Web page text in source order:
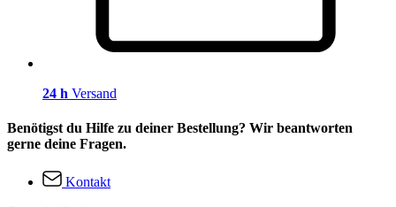
24 h Versand
Benötigst du Hilfe zu deiner Bestellung? Wir beantworten
gerne deine Fragen.
Kontakt